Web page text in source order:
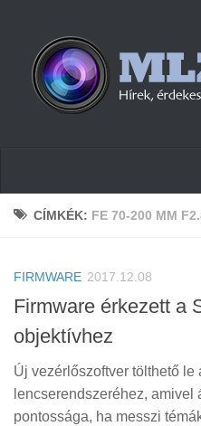
Hírek
Cikkek
Szoftver
Firmware
Tudástár
Tanácsok
CÍMKÉK: FE 70-200 MM
FIRMWARE 2017.12.08
Firmware érkezett a
objektívhez
Új vezérlőszoftver tölthető le
lencserendszeréhez,
pontossága, ha messzi